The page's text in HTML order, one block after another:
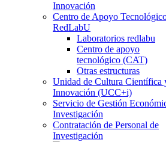
Innovación
Centro de Apoyo
RedLabU
Laboratorios redlabu
Centro de apoyo
tecnológico (CAT)
Otras estructuras
Unidad de Cultura Científica
Innovación (UCC+i)
Servicio de Gestión
Investigación
Contratación de Personal de
Investigación